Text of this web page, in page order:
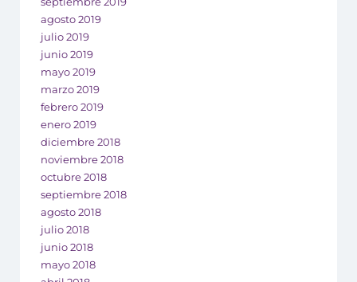
agosto 2019
julio 2019
junio 2019
mayo 2019
marzo 2019
febrero 2019
enero 2019
diciembre 2018
noviembre 2018
octubre 2018
septiembre 2018
agosto 2018
julio 2018
junio 2018
mayo 2018